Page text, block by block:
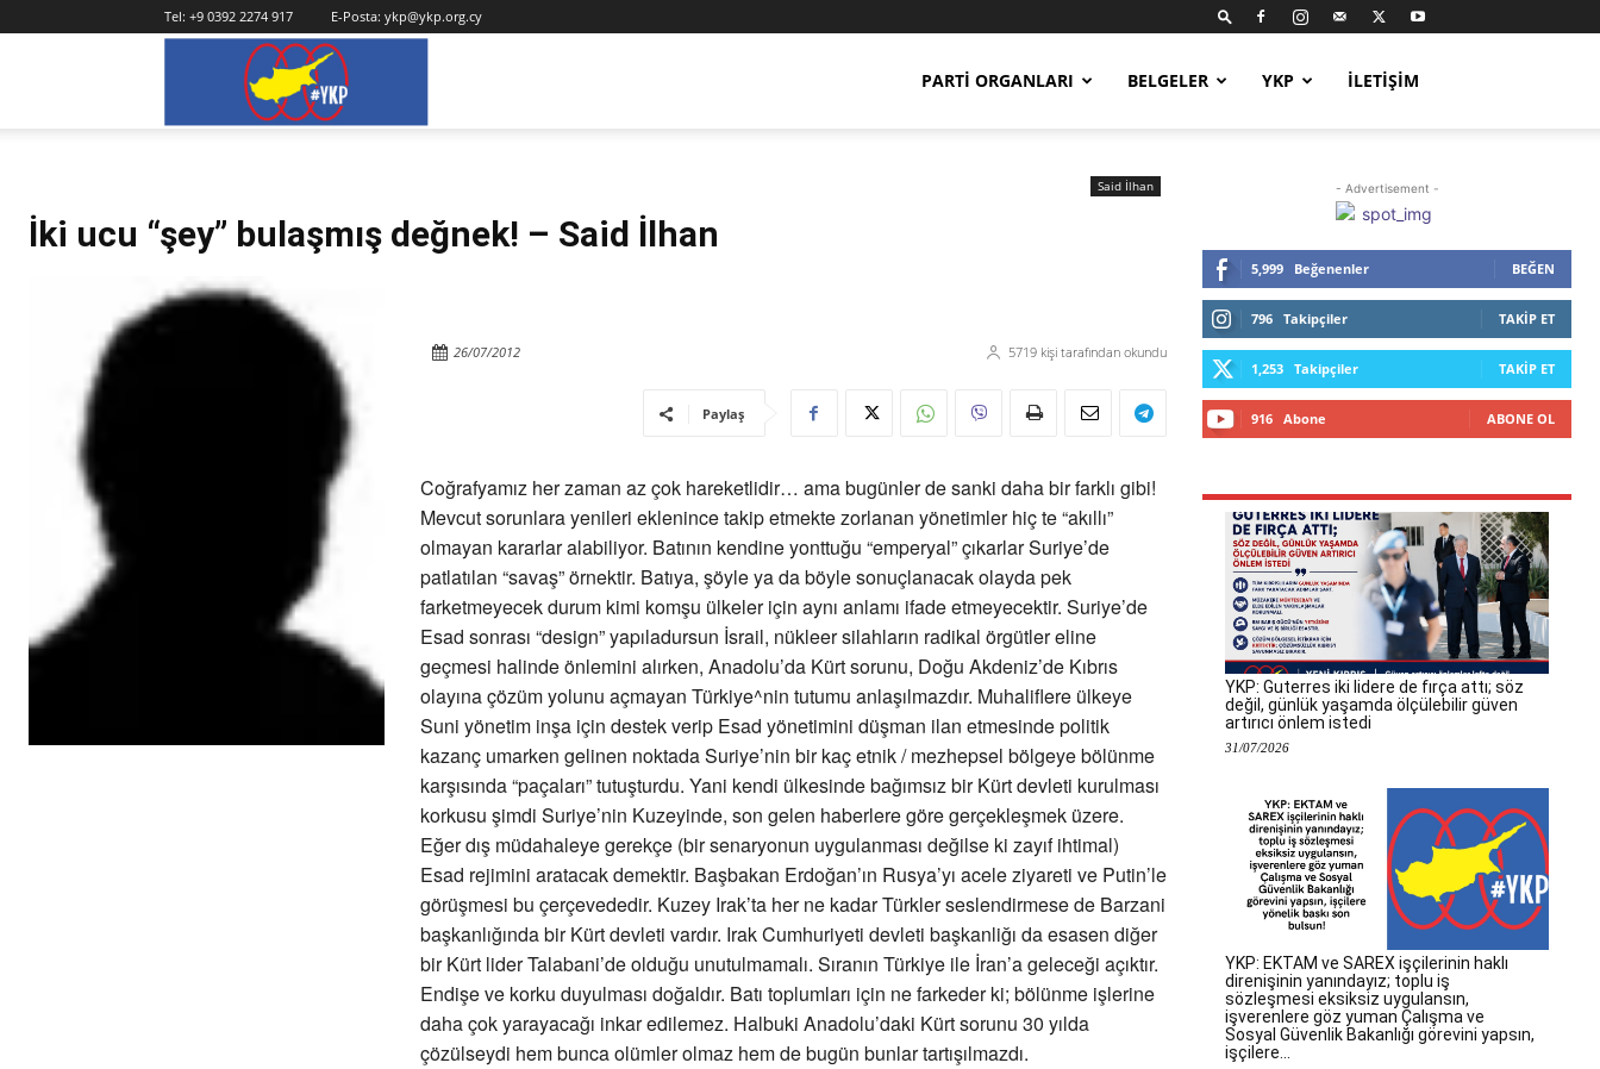
Tel: +9 0392 2274 917 E-Posta: ykp@ykp.org.cy
PARTI ORGANLARI BELGELER YKP İLETIŞIM
Said İlhan
İki ucu “şey” bulaşmış değnek! – Said İlhan
5719kişi tarafından okundu
26/07/2012
Paylaş
Coğrafyamız her zaman az çok hareketlidir… ama bugünler de sanki daha bir farklı gibi!
Mevcut sorunlara yenileri eklenince takip etmekte zorlanan yönetimler hiç te “akıllı”
olmayan kararlar alabiliyor. Batının kendine yonttuğu “emperyal” çıkarlar Suriye’de
patlatılan “savaş” örnektir. Batıya, şöyle ya da böyle sonuçlanacak olayda pek
farketmeyecek durum kimi komşu ülkeler için aynı anlamı ifade etmeyecektir. Suriye’de
Esad sonrası “design” yapıladursun İsrail, nükleer silahların radikal örgütler eline
geçmesi halinde önlemini alırken, Anadolu’da Kürt sorunu, Doğu Akdeniz’de Kıbrıs
olayına çözüm yolunu açmayan Türkiye^nin tutumu anlaşılmazdır. Muhaliflere ülkeye
Suni yönetim inşa için destek verip Esad yönetimini düşman ilan etmesinde politik
kazanç umarken gelinen noktada Suriye’nin bir kaç etnik / mezhepsel bölgeye bölünme
karşısında “paçaları” tutuşturdu. Yani kendi ülkesinde bağımsız bir Kürt devleti kurulması
korkusu şimdi Suriye’nin Kuzeyinde, son gelen haberlere göre gerçekleşmek üzere.
Eğer dış müdahaleye gerekçe (bir senaryonun uygulanması değilse ki zayıf ihtimal)
Esad rejimini aratacak demektir. Başbakan Erdoğan’ın Rusya’yı acele ziyareti ve Putin’le
görüşmesi bu çerçevededir. Kuzey Irak’ta her ne kadar Türkler seslendirmese de Barzani
başkanlığında bir Kürt devleti vardır. Irak Cumhuriyeti devleti başkanliğı da esasen diğer
bir Kürt lider Talabani’de olduğu unutulmamalı. Sıranın Türkiye ile İran’a geleceği açıktır.
Endişe ve korku duyulması doğaldır. Batı toplumları için ne farkeder ki; bölünme işlerine
daha çok yarayacağı inkar edilemez. Halbuki Anadolu’daki Kürt sorunu 30 yılda
çözülseydi hem bunca olümler olmaz hem de bugün bunlar tartışılmazdı.
- Advertisement -
5,999 Beğenenler BEĞEN
796 Takipçiler TAKIP ET
1,253 Takipçiler TAKIP ET
916 Abone ABONE OL
YKP: Guterres iki lidere de fırça attı; söz
değil, günlük yaşamda ölçülebilir güven
artırıcı önlem istedi
31/07/2026
YKP: EKTAM ve SAREX işçilerinin haklı
direnişinin yanındayız; toplu iş
sözleşmesi eksiksiz uygulansın,
işverenlere göz yuman Çalışma ve
Sosyal Güvenlik Bakanlığı görevini yapsın,
işçilere...